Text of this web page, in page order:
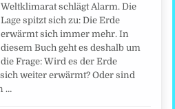
Weltklimarat schlägt Alarm. Die
Lage spitzt sich zu: Die Erde
erwärmt sich immer mehr. In
diesem Buch geht es deshalb um
die Frage: Wird es der Erde
weiter erwärmt? Oder sind
…